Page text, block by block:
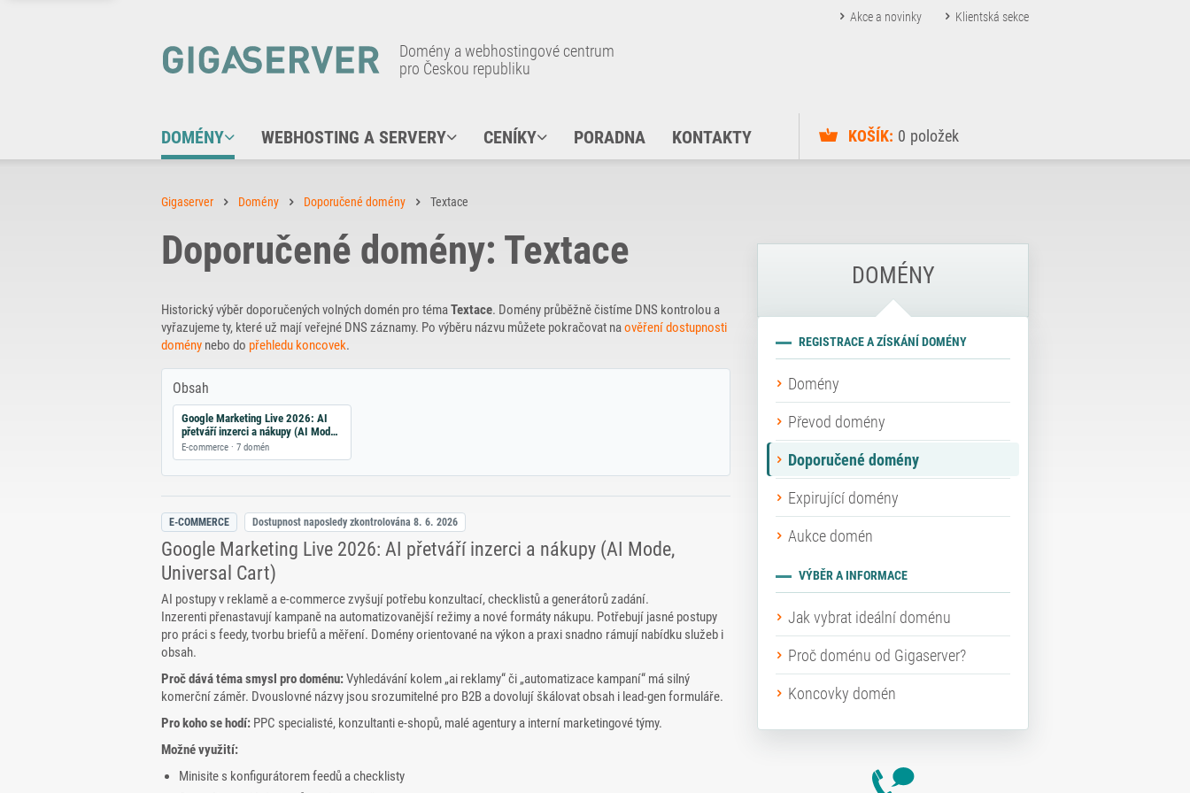
Domény a webhostingové centrum
pro Českou republiku
DOMÉNY WEBHOSTING A SERVERY CENÍKY PORADNA KONTAKTY KOŠÍK: 0 položek
Akce a novinky Klientská sekce
Gigaserver Domény Doporučené domény Textace
Doporučené domény: Textace
Historický výběr doporučených volných domén pro témaTextace. Domény průběžně čistíme DNS kontrolou a
vyřazujeme ty, které už mají veřejné DNS záznamy. Po výběru názvu můžete pokračovat naověření dostupnosti
domény nebo do přehledu koncovek.
Obsah
Google Marketing Live 2026: AI
přetváří inzerci a nákupy (AI Mode,
Universal Cart)
E-commerce · 7 domén
E-COMMERCE Dostupnost naposledy zkontrolována 8. 6. 2026
Google Marketing Live 2026: AI přetváří inzerci a nákupy (AI Mode,
Universal Cart)
AI postupy v reklamě a e‑commerce zvyšují potřebu konzultací, checklistů a generátorů zadání.
Inzerenti přenastavují kampaně na automatizovanější režimy a nové formáty nákupu. Potřebují jasné postupy
pro práci s feedy, tvorbu briefů a měření. Domény orientované na výkon a praxi snadno rámují nabídku služeb i
obsah.
Proč dává téma smysl pro doménu:Vyhledávání kolem „ai reklamy“ či „automatizace kampaní“ má silný
komerční záměr. Dvouslovné názvy jsou srozumitelné pro B2B a dovolují škálovat obsah i lead‑gen formuláře.
Pro koho se hodí: PPC specialisté, konzultanti e‑shopů, malé agentury a interní marketingové týmy.
Možné využití:
Minisite s konfigurátorem feedů a checklisty
DOMÉNY
REGISTRACE A ZÍSKÁNÍ DOMÉNY
Domény
Převod domény
Doporučené domény
Expirující domény
Aukce domén
VÝBĚR A INFORMACE
Jak vybrat ideální doménu
Proč doménu od Gigaserver?
Koncovky domén